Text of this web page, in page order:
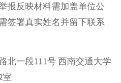
报反映材料需加盖单位公
签署真实姓名并留下联系
北一段111号 西南交通大学
室